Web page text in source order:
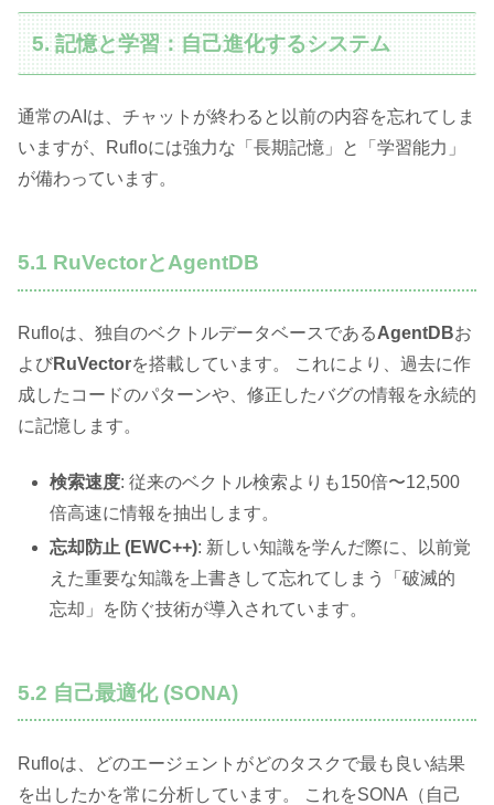
5. 記憶と学習：自己進化するシステム
通常のAIは、チャットが終わると以前の内容を忘れてしま
いますが、Rufloには強力な「長期記憶」と「学習能力」
が備わっています。
5.1 RuVectorとAgentDB
Rufloは、独自のベクトルデータベースであるAgentDBお
よびRuVectorを搭載しています。 これにより、過去に作
成したコードのパターンや、修正したバグの情報を永続的
に記憶します。
検索速度: 従来のベクトル検索よりも150倍〜12,500
倍高速に情報を抽出します。
忘却防止 (EWC++): 新しい知識を学んだ際に、以前覚
えた重要な知識を上書きして忘れてしまう「破滅的
忘却」を防ぐ技術が導入されています。
5.2 自己最適化 (SONA)
Rufloは、どのエージェントがどのタスクで最も良い結果
を出したかを常に分析しています。 これをSONA（自己